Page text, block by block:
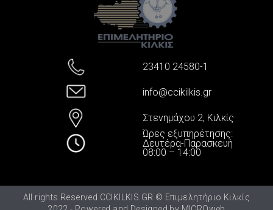
23410 24580-1
info@ccikilkis.gr
Στενημάχου 2, Κιλκίς
Ώρες εξυπηρέτησης:
Δευτέρα-Παρασκευή
08:00 – 14:00
All rights Reserved CCIKILKIS.GR © Επιμελητήριο Κιλκίς